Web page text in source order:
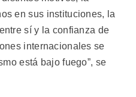
en sus instituciones, la
sí y la confianza de
internacionales se
está bajo fuego”, se